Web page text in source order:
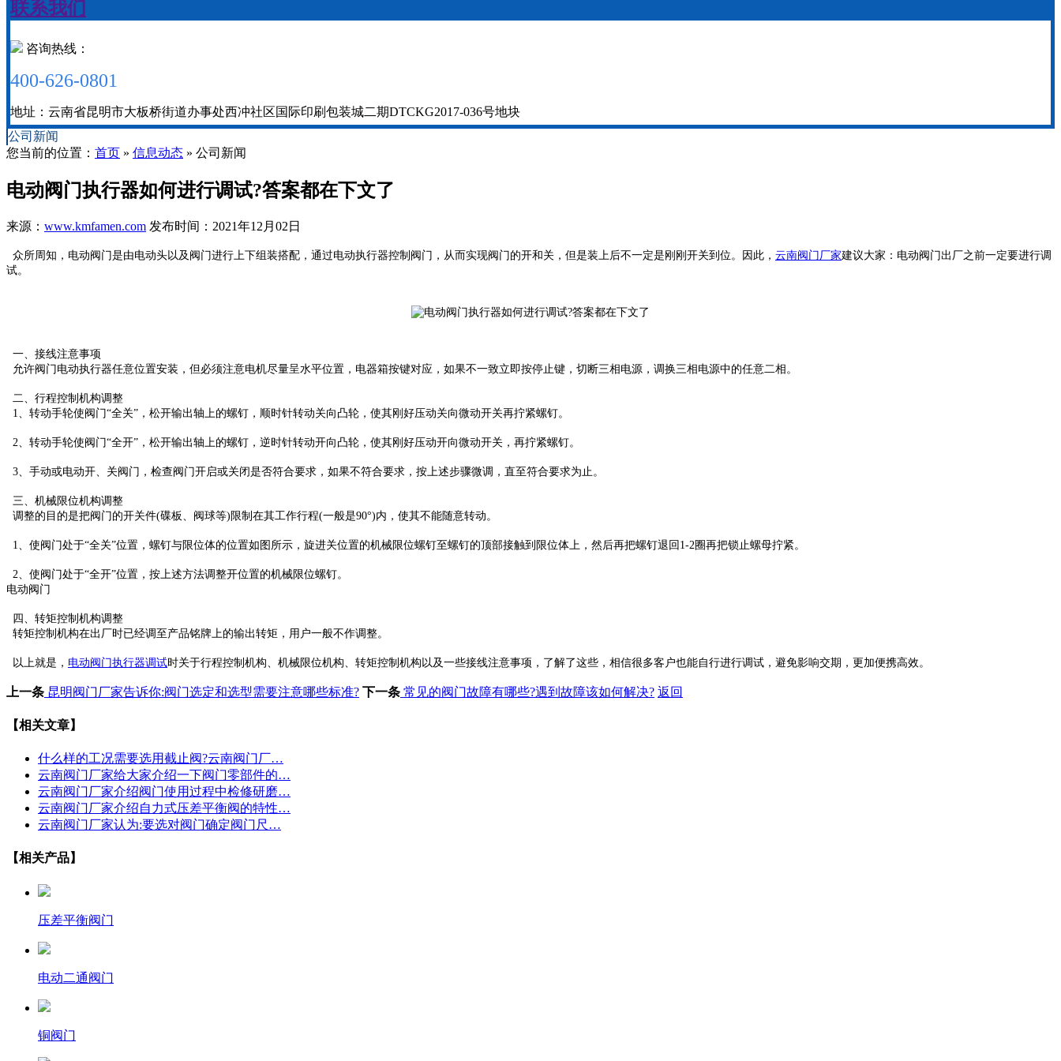
联系我们
咨询热线：
400-626-0801
地址：云南省昆明市大板桥街道办事处西冲社区国际印刷包装城二期DTCKG2017-036号地块
公司新闻
您当前的位置： 首页 » 信息动态 » 公司新闻
电动阀门执行器如何进行调试?答案都在下文了
来源： www.kmfamen.com 发布时间：2021年12月02日
众所周知，电动阀门是由电动头以及阀门进行上下组装搭配，通过电动执行器控制阀门，从而实现阀门的开和关，但是装上后不一定是刚刚开关到位。因此， 云南阀门厂家建议大家：电动阀门出厂之前一定要进行调
试。
一、接线注意事项
允许阀门电动执行器任意位置安装，但必须注意电机尽量呈水平位置，电器箱按键对应，如果不一致立即按停止键，切断三相电源，调换三相电源中的任意二相。
二、行程控制机构调整
1、转动手轮使阀门“全关”，松开输出轴上的螺钉，顺时针转动关向凸轮，使其刚好压动关向微动开关再拧紧螺钉。
2、转动手轮使阀门“全开”，松开输出轴上的螺钉，逆时针转动开向凸轮，使其刚好压动开向微动开关，再拧紧螺钉。
3、手动或电动开、关阀门，检查阀门开启或关闭是否符合要求，如果不符合要求，按上述步骤微调，直至符合要求为止。
三、机械限位机构调整
调整的目的是把阀门的开关件(碟板、阀球等)限制在其工作行程(一般是90°)内，使其不能随意转动。
1、使阀门处于“全关”位置，螺钉与限位体的位置如图所示，旋进关位置的机械限位螺钉至螺钉的顶部接触到限位体上，然后再把螺钉退回1-2圈再把锁止螺母拧紧。
2、使阀门处于“全开”位置，按上述方法调整开位置的机械限位螺钉。
电动阀门
四、转矩控制机构调整
转矩控制机构在出厂时已经调至产品铭牌上的输出转矩，用户一般不作调整。
以上就是， 电动阀门执行器调试时关于行程控制机构、机械限位机构、转矩控制机构以及一些接线注意事项，了解了这些，相信很多客户也能自行进行调试，避免影响交期，更加便携高效。
上一条 昆明阀门厂家告诉你:阀门选定和选型需要注意哪些标准? 下一条 常见的阀门故障有哪些?遇到故障该如何解决? 返回
【相关文章】
什么样的工况需要选用截止阀?云南阀门厂…
云南阀门厂家给大家介绍一下阀门零部件的…
云南阀门厂家介绍阀门使用过程中检修研磨…
云南阀门厂家介绍自力式压差平衡阀的特性…
云南阀门厂家认为:要选对阀门确定阀门尺…
【相关产品】
压差平衡阀门
电动二通阀门
铜阀门